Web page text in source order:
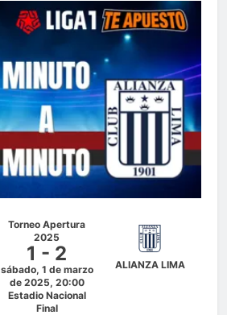
Torneo Apertura
2025
1 - 2
sábado, 1 de marzo
de 2025, 20:00
Estadio Nacional
Final
ALIANZA LIMA